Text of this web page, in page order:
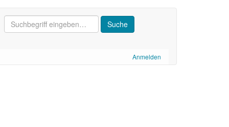
Anmelden